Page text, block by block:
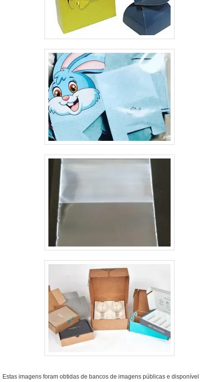
Estas imagens foram obtidas de bancos de imagens públicas e disponível